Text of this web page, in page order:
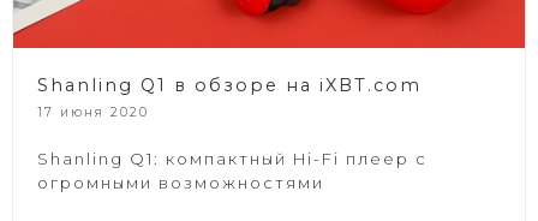
Shanling Q1 в обзоре на iXBT.com
17 июня 2020
Shanling Q1: компактный Hi-Fi плеер с
огромными возможностями